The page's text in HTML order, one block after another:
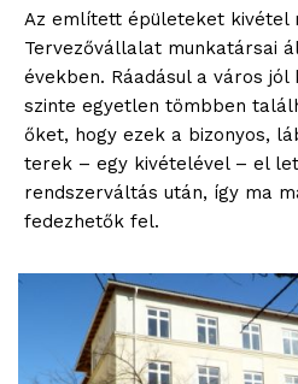
Az említett épületeket kivétel
Tervezővállalat munkatársai
években. Ráadásul a város
szinte egyetlen tömbben
őket, hogy ezek a bizonyos,
terek – egy kivételével – el
rendszerváltás után, így ma
fedezhetők fel.